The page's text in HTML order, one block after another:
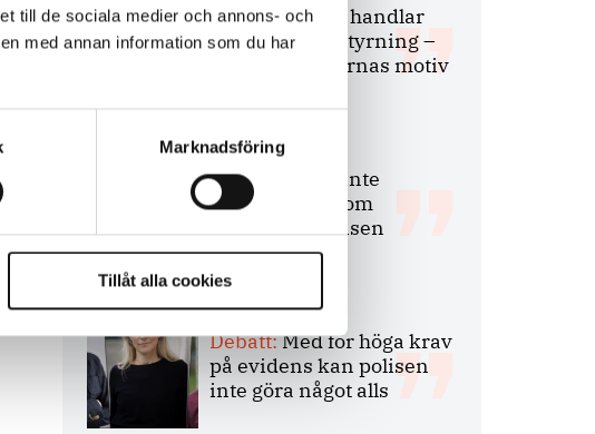
till de sociala medier och annons- och
med annan information som du har
Marknadsföring
Tillåt alla cookies
Slutreplik:Det handlar
om kunskapsstyrning –
inte om forskarnas motiv
8 juli 2026
Replik:
Det är inte
evidenskrav som
bakbinder polisen
7 juli 2026
Debatt:Med för höga krav
på evidens kan polisen
inte göra något alls